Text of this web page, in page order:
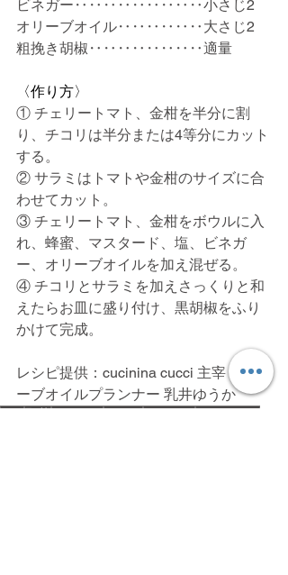
ビネガー‥‥‥‥‥‥‥‥‥小さじ2
オリーブオイル‥‥‥‥‥‥大さじ2
粗挽き胡椒‥‥‥‥‥‥‥‥適量
〈作り方〉
① チェリートマト、金柑を半分に割
り、チコリは半分または4等分にカット
する。
② サラミはトマトや金柑のサイズに合
わせてカット。
③ チェリートマト、金柑をボウルに入
れ、蜂蜜、マスタード、塩、ビネガ
ー、オリーブオイルを加え混ぜる。
④ チコリとサラミを加えさっくりと和
えたらお皿に盛り付け、黒胡椒をふり
かけて完成。
レシピ提供：cucinina cucci 主宰 オリ
ーブオイルプランナー 乳井ゆうか